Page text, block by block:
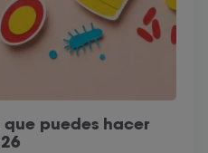
que puedes hacer